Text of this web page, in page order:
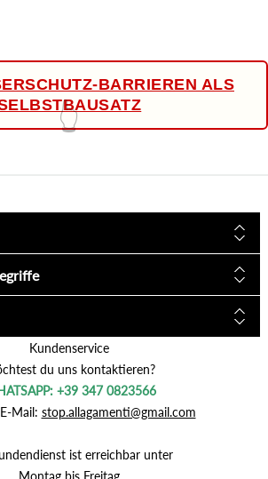
BARRIEREN ALS
👆
Kundenservice
du uns kontaktieren?
+39 347 0823566
Mail: stop.allagamenti@gmail.com
ist erreichbar unter
Montag bis Freitag